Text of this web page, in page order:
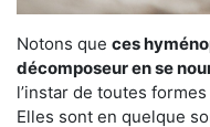
Notons que ces
décomposeur en se
l’instar de toutes
Elles sont en quelque